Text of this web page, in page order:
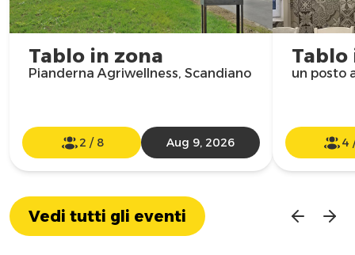
Tablo in zona
Pianderna Agriwellness, Scandiano
2 / 8 Aug 9, 2026
Tablo
un posto
4
Vedi tutti gli eventi